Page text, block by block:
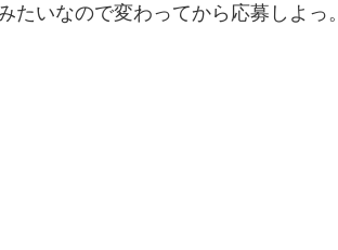
たいなので変わってから応募しよっ。